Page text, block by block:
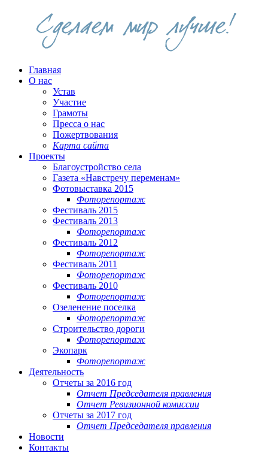
Главная
О нас
Устав
Участие
Грамоты
Пресса о нас
Пожертвования
Карта сайта
Проекты
Благоустройство села
Газета «Навстречу переменам»
Фотовыставка 2015
Фоторепортаж
Фестиваль 2015
Фестиваль 2013
Фоторепортаж
Фестиваль 2012
Фоторепортаж
Фестиваль 2011
Фоторепортаж
Фестиваль 2010
Фоторепортаж
Озеленение поселка
Фоторепортаж
Строительство дороги
Фоторепортаж
Экопарк
Фоторепортаж
Деятельность
Отчеты за 2016 год
Отчет Председателя правления
Отчет Ревизионной комиссии
Отчеты за 2017 год
Отчет Председателя правления
Новости
Контакты